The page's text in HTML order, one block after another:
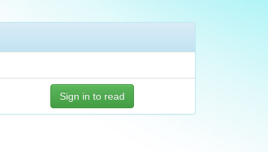
Sign in to read